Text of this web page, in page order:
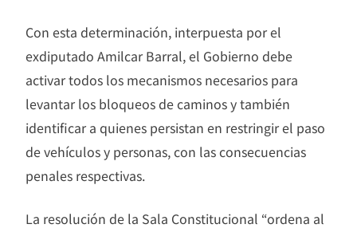
Con esta determinación, interpuesta por el
exdiputado Amilcar Barral, el Gobierno debe
activar todos los mecanismos necesarios para
levantar los bloqueos de caminos y también
identificar a quienes persistan en restringir el paso
de vehículos y personas, con las consecuencias
penales respectivas.
La resolución de la Sala Constitucional “ordena al